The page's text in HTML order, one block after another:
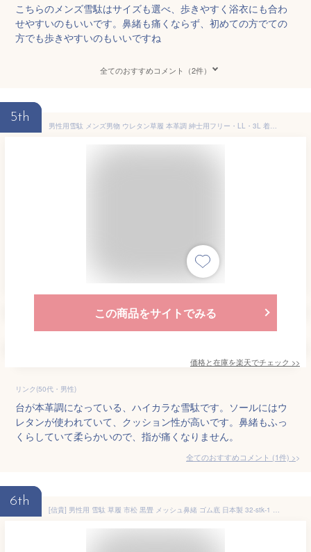
こちらのメンズ雪駄はサイズも選べ、歩きやすく浴衣にも合わ
せやすいのもいいです。鼻緒も痛くならず、初めての方でての
方でも歩きやすいのもいいですね
全てのおすすめコメント（2件）
5th
男性用雪駄 メンズ男物 ウレタン草履 本革調 紳士用フリー・LL・3L 着物用 正月 履きやすい クッション柔らか おしゃれ モノトーン市松柄 送料無料
この商品をサイトでみる
価格と在庫を楽天でチェック >>
リンク(50代・男性)
台が本革調になっている、ハイカラな雪駄です。ソールにはウ
レタンが使われていて、クッション性が高いです。鼻緒もふっ
くらしていて柔らかいので、指が痛くなりません。
全てのおすすめコメント (1件) >
6th
[信貴] 男性用 雪駄 草履 市松 黒畳 メッシュ鼻緒 ゴム底 日本製 32-stk-1 ブラック 8寸3分 25.0~26.0 cm